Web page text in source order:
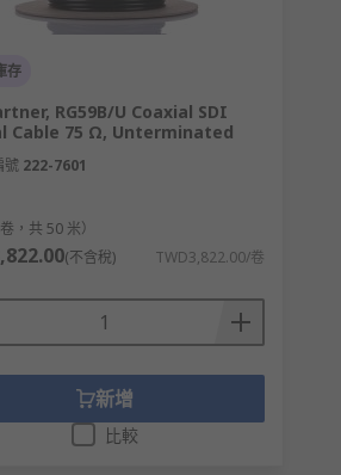
存
RG59B/U Coaxial SDI
Cable 75 Ω, Unterminated
號 222-7601
，共 50 米）
(不含稅) TWD3,822.00/卷
新增
比較